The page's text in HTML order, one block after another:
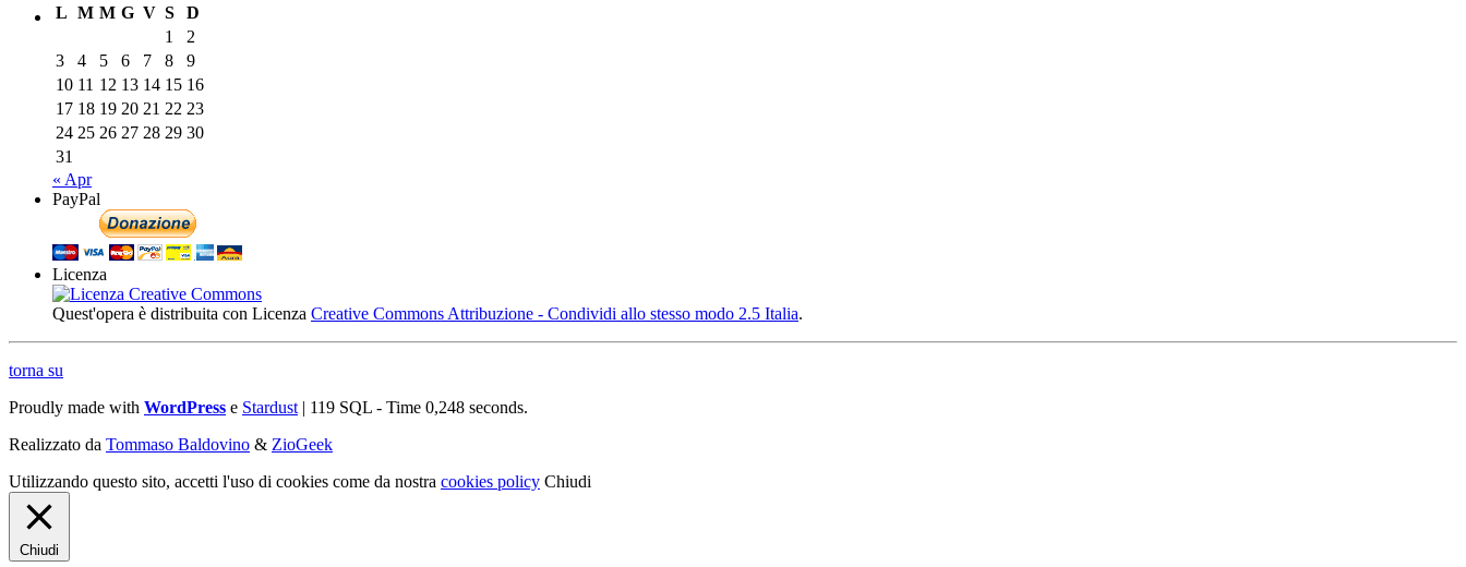
L M M G V S
D
1
2
3
4 5 6 7 8
9
10 11 12 13 14 15 16
17 18 19 20 21 22 23
24 25 26 27 28 29 30
31
« Apr
PayPal
Licenza
Quest'opera è distribuita con Licenza Creative Commons Attribuzione - Condividi allo stesso modo 2.5 Italia.
torna su
Proudly made with WordPress e Stardust | 119 SQL - Time 0,248 seconds.
Realizzato da Tommaso Baldovino & ZioGeek
Utilizzando questo sito, accetti l'uso di cookies come da nostra cookies policy Chiudi
Chiudi